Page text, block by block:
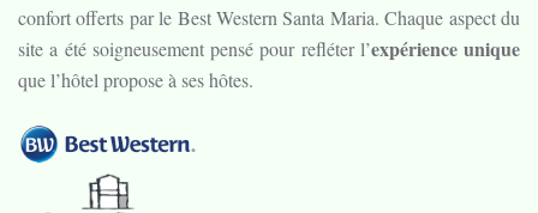
confort offerts par le Best Western Santa Maria. Chaque aspect du
site a été soigneusement pensé pour refléter l’expérience unique
que l’hôtel propose à ses hôtes.